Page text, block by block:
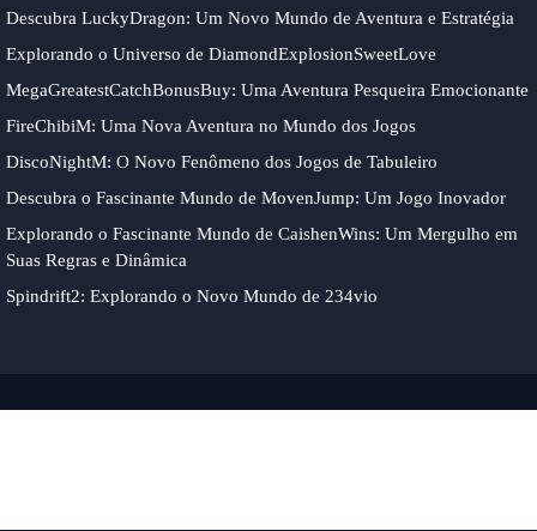
Descubra LuckyDragon: Um Novo Mundo de Aventura e Estratégia
Explorando o Universo de DiamondExplosionSweetLove
MegaGreatestCatchBonusBuy: Uma Aventura Pesqueira Emocionante
FireChibiM: Uma Nova Aventura no Mundo dos Jogos
DiscoNightM: O Novo Fenômeno dos Jogos de Tabuleiro
Descubra o Fascinante Mundo de MovenJump: Um Jogo Inovador
Explorando o Fascinante Mundo de CaishenWins: Um Mergulho em
Suas Regras e Dinâmica
Spindrift2: Explorando o Novo Mundo de 234vio